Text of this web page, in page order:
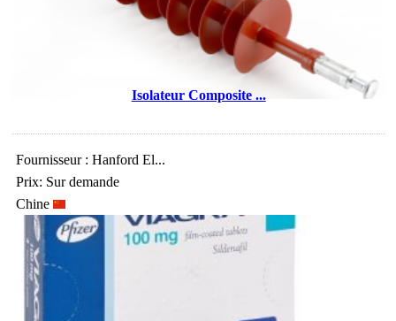
Isolateur Composite ...
Fournisseur : Hanford El...
Prix: Sur demande
Chine